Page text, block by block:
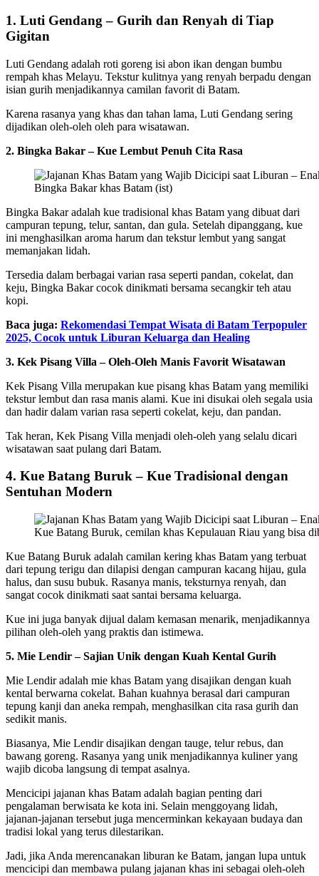
1. Luti Gendang – Gurih dan Renyah di Tiap
Gigitan
Luti Gendang adalah roti goreng isi abon ikan dengan bumbu
rempah khas Melayu. Tekstur kulitnya yang renyah berpadu dengan
isian gurih menjadikannya camilan favorit di Batam.
Karena rasanya yang khas dan tahan lama, Luti Gendang sering
dijadikan oleh-oleh oleh para wisatawan.
2. Bingka Bakar – Kue Lembut Penuh Cita Rasa
Bingka Bakar khas Batam (ist)
Bingka Bakar adalah kue tradisional khas Batam yang dibuat dari
campuran tepung, telur, santan, dan gula. Setelah dipanggang, kue
ini menghasilkan aroma harum dan tekstur lembut yang sangat
memanjakan lidah.
Tersedia dalam berbagai varian rasa seperti pandan, cokelat, dan
keju, Bingka Bakar cocok dinikmati bersama secangkir teh atau
kopi.
Baca juga: Rekomendasi Tempat Wisata di Batam Terpopuler
2025, Cocok untuk Liburan Keluarga dan Healing
3. Kek Pisang Villa – Oleh-Oleh Manis Favorit Wisatawan
Kek Pisang Villa merupakan kue pisang khas Batam yang memiliki
tekstur lembut dan rasa manis alami. Kue ini disukai oleh segala usia
dan hadir dalam varian rasa seperti cokelat, keju, dan pandan.
Tak heran, Kek Pisang Villa menjadi oleh-oleh yang selalu dicari
wisatawan saat pulang dari Batam.
4. Kue Batang Buruk – Kue Tradisional dengan
Sentuhan Modern
Kue Batang Buruk, cemilan khas Kepulauan Riau yang bisa
Kue Batang Buruk adalah camilan kering khas Batam yang terbuat
dari tepung terigu dan dilapisi dengan campuran kacang hijau, gula
halus, dan susu bubuk. Rasanya manis, teksturnya renyah, dan
sangat cocok dinikmati saat santai bersama keluarga.
Kue ini juga banyak dijual dalam kemasan menarik, menjadikannya
pilihan oleh-oleh yang praktis dan istimewa.
5. Mie Lendir – Sajian Unik dengan Kuah Kental Gurih
Mie Lendir adalah mie khas Batam yang disajikan dengan kuah
kental berwarna cokelat. Bahan kuahnya berasal dari campuran
tepung kanji dan aneka rempah, menghasilkan cita rasa gurih dan
sedikit manis.
Biasanya, Mie Lendir disajikan dengan tauge, telur rebus, dan
bawang goreng. Rasanya yang unik menjadikannya kuliner yang
wajib dicoba langsung di tempat asalnya.
Mencicipi jajanan khas Batam adalah bagian penting dari
pengalaman berwisata ke kota ini. Selain menggoyang lidah,
jajanan-jajanan tersebut juga mencerminkan kekayaan budaya dan
tradisi lokal yang terus dilestarikan.
Jadi, jika Anda merencanakan liburan ke Batam, jangan lupa untuk
mencicipi dan membawa pulang jajanan khas ini sebagai oleh-oleh